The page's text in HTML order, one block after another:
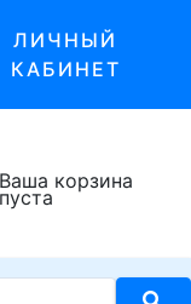
ЛИЧНЫЙ
КАБИНЕТ
Ваша корзина
пуста